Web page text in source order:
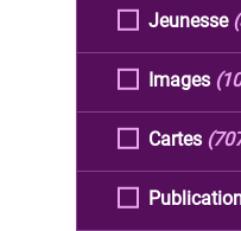
Jeunesse
Images
Cartes